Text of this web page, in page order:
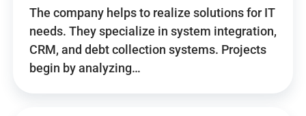
The company helps to realize solutions for IT
needs. They specialize in system integration,
CRM, and debt collection systems. Projects
begin by analyzing…